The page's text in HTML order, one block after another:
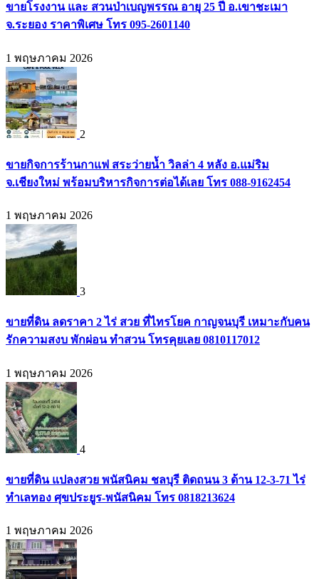
ขายโรงงาน และ สวนป่าเบญพรรณ อายุ 25 ปี อ.เขาชะเมา
จ.ระยอง ราคาพิเศษ โทร 095-2601140
1 พฤษภาคม 2026
2
ขายกิจการร้านกาแฟ สระว่ายน้ำ วิลล่า 4 หลัง อ.แม่ริม
จ.เชียงใหม่ พร้อมบริหารกิจการต่อได้เลย โทร 088-9162454
1 พฤษภาคม 2026
3
ขายที่ดิน ลดราคา 2 ไร่ สวย ที่ไทรโยค กาญจนบุรี เหมาะกับคน
รักความสงบ พักผ่อน ทำสวน โทรคุยเลย 0810117012
1 พฤษภาคม 2026
4
ขายที่ดิน แปลงสวย พนัสนิคม ชลบุรี ติดถนน 3 ด้าน 12-3-71 ไร่
ทำเลทอง ศุขประยูร-พนัสนิคม โทร 0818213624
1 พฤษภาคม 2026